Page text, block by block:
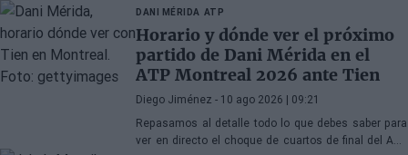
Masters 1000 Montreal 2026 entre Rafael Jódar y
Arthur Fils.
DANI MÉRIDA ATP
Horario y dónde ver el próximo
partido de Dani Mérida en el
ATP Montreal 2026 ante Tien
Diego Jiménez - 10 ago 2026 | 09:21
Repasamos al detalle todo lo que debes saber para
ver en directo el choque de cuartos de final del ATP